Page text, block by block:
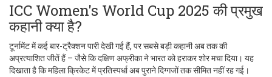
ICC Women's World Cup 2025 की प्रमुख
कहानी क्या है?
टूर्नामेंट में कई बार-ट्रैक्शन पारी देखी गई हैं, पर सबसे बड़ी कहानी अब तक की
अप्रत्याशित जीतें हैं – जैसे कि दक्षिण अफ्रीका ने भारत को हराकर शोर मचा दिया। यह
दिखाता है कि महिला क्रिकेट में प्रतिस्पर्धा अब पुराने दिग्गजों तक सीमित नहीं रह गई।